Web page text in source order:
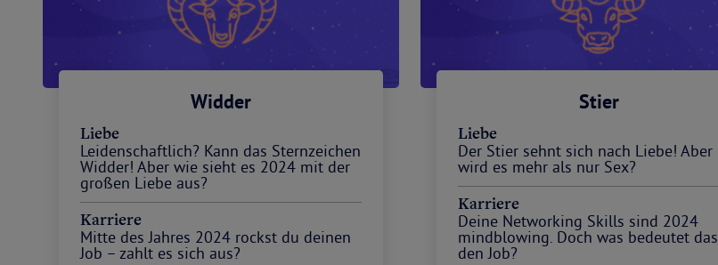
Widder
Liebe
Leidenschaftlich? Kann das Sternzeichen
Widder! Aber wie sieht es 2024 mit der
großen Liebe aus?
Karriere
Mitte des Jahres 2024 rockst du deinen
Job – zahlt es sich aus?
Stier
Liebe
Der Stier sehnt sich nach Liebe! Aber
wird es mehr als nur Sex?
Karriere
Deine Networking Skills sind 2024
mindblowing. Doch was bedeutet das
den Job?